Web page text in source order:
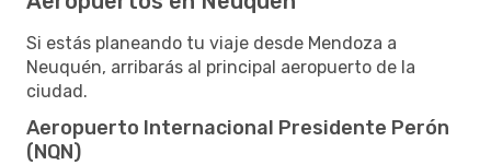
Si estás planeando tu viaje desde Mendoza a
Neuquén, arribarás al principal aeropuerto de la
ciudad.
Aeropuerto Internacional Presidente Perón
(NQN)